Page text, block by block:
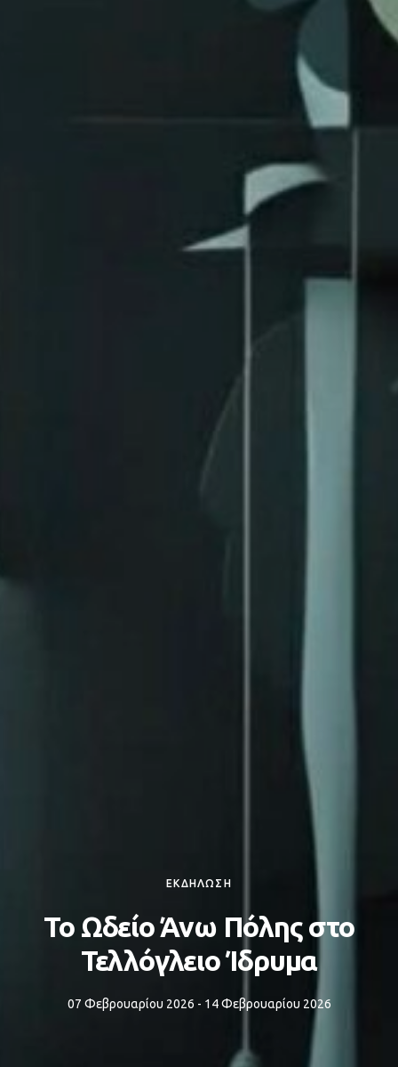
ΕΚΔΗΛΩΣΗ
Το Ωδείο Άνω Πόλης στο
Τελλόγλειο Ίδρυμα
07 Φεβρουαρίου 2026 - 14 Φεβρουαρίου 2026